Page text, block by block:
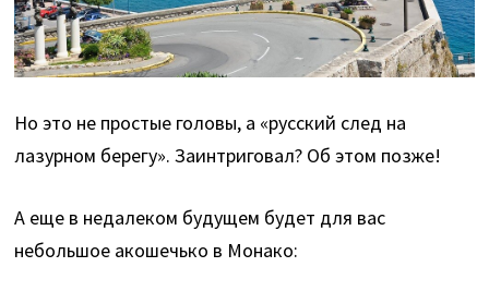
Но это не простые головы, а «русский след на
лазурном берегу». Заинтриговал? Об этом позже!
А еще в недалеком будущем будет для вас
небольшое акошечько в Монако: